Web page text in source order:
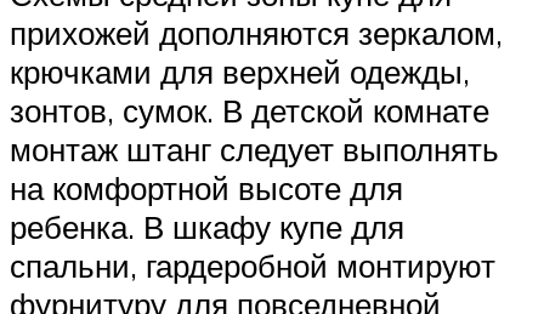
прихожей дополняются зеркалом,
крючками для верхней одежды,
зонтов, сумок. В детской комнате
монтаж штанг следует выполнять
на комфортной высоте для
ребенка. В шкафу купе для
спальни, гардеробной монтируют
фурнитуру для повседневной